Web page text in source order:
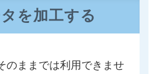
を加工する
のままでは利用できませ